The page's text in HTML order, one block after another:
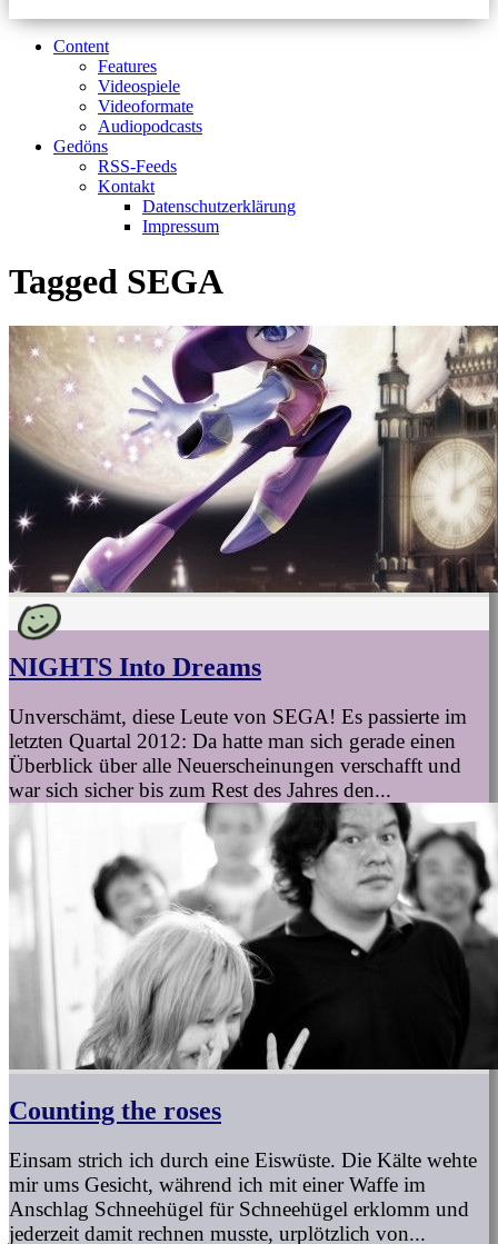
Content
Features
Videospiele
Videoformate
Audiopodcasts
Gedöns
RSS-Feeds
Kontakt
Datenschutzerklärung
Impressum
Tagged SEGA
NIGHTS Into Dreams
Unverschämt, diese Leute von SEGA! Es passierte im
letzten Quartal 2012: Da hatte man sich gerade einen
Überblick über alle Neuerscheinungen verschafft und
war sich sicher bis zum Rest des Jahres den...
Counting the roses
Einsam strich ich durch eine Eiswüste. Die Kälte wehte
mir ums Gesicht, während ich mit einer Waffe im
Anschlag Schneehügel für Schneehügel erklomm und
jederzeit damit rechnen musste, urplötzlich von...